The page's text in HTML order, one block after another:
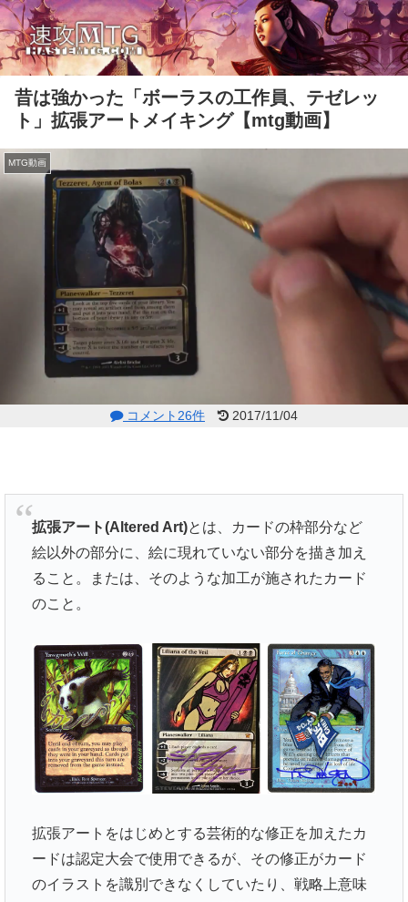
昔は強かった「ボーラスの工作員、テゼレッ
ト」拡張アートメイキング【mtg動画】
MTG動画
コメント26件 2017/11/04
拡張アート(Altered Art)とは、カードの枠部分など
絵以外の部分に、絵に現れていない部分を描き加え
ること。または、そのような加工が施されたカード
のこと。
拡張アートをはじめとする芸術的な修正を加えたカ
ードは認定大会で使用できるが、その修正がカード
のイラストを識別できなくしていたり、戦略上意味